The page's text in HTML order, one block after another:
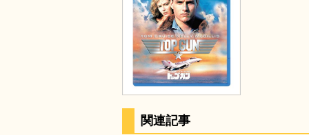
関連記事